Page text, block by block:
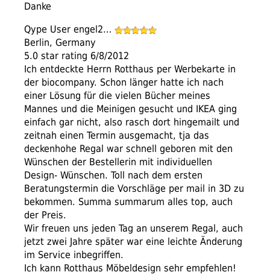
Danke
Qype User engel2…
Berlin, Germany
5.0 star rating 6/8/2012
Ich entdeckte Herrn Rotthaus per Werbekarte in
der biocompany. Schon länger hatte ich nach
einer Lösung für die vielen Bücher meines
Mannes und die Meinigen gesucht und IKEA ging
einfach gar nicht, also rasch dort hingemailt und
zeitnah einen Termin ausgemacht, tja das
deckenhohe Regal war schnell geboren mit den
Wünschen der Bestellerin mit individuellen
Design- Wünschen. Toll nach dem ersten
Beratungstermin die Vorschläge per mail in 3D zu
bekommen. Summa summarum alles top, auch
der Preis.
Wir freuen uns jeden Tag an unserem Regal, auch
jetzt zwei Jahre später war eine leichte Änderung
im Service inbegriffen.
Ich kann Rotthaus Möbeldesign sehr empfehlen!